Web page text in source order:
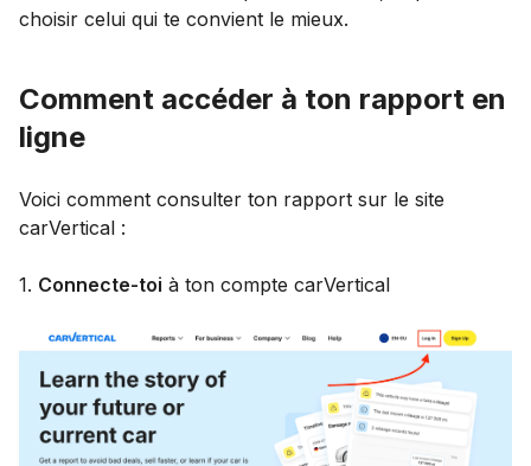
choisir celui qui te convient le mieux.
Comment accéder à ton rapport en
ligne
Voici comment consulter ton rapport sur le site
carVertical :
1. Connecte-toi à ton compte carVertical